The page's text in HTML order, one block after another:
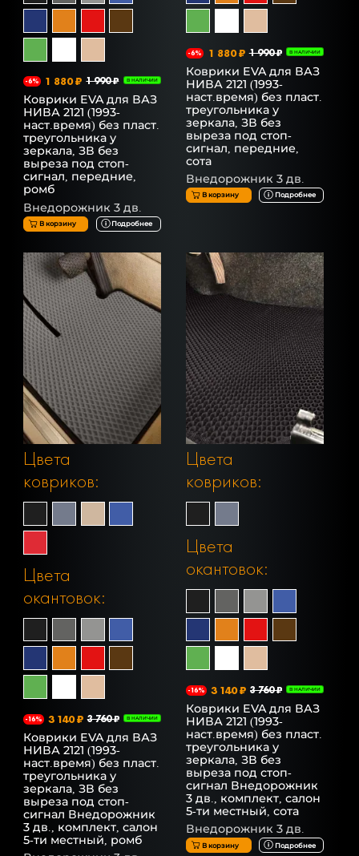
-6% 1 880 ₽ 1 990 ₽ В НАЛИЧИИ
Коврики EVA для ВАЗ
НИВА 2121 (1993-
наст.время) без пласт.
треугольника у
зеркала, ЗВ без
выреза под стоп-
сигнал, передние,
ромб
Внедорожник 3 дв.
В корзину Подробнее
-6% 1 880 ₽ 1 990 ₽ В НАЛИЧИИ
Коврики EVA для ВАЗ
НИВА 2121 (1993-
наст.время) без пласт.
треугольника у
зеркала, ЗВ без
выреза под стоп-
сигнал, передние,
сота
Внедорожник 3 дв.
В корзину Подробнее
Цвета
ковриков:
Цвета
окантовок:
-16% 3 140 ₽ 3 760 ₽ В НАЛИЧИИ
Коврики EVA для ВАЗ
НИВА 2121 (1993-
наст.время) без пласт.
треугольника у
зеркала, ЗВ без
выреза под стоп-
сигнал Внедорожник
3 дв., комплект, салон
5-ти местный, ромб
Цвета
ковриков:
Цвета
окантовок:
-16% 3 140 ₽ 3 760 ₽ В НАЛИЧИИ
Коврики EVA для ВАЗ
НИВА 2121 (1993-
наст.время) без пласт.
треугольника у
зеркала, ЗВ без
выреза под стоп-
сигнал Внедорожник
3 дв., комплект, салон
5-ти местный, сота
Внедорожник 3 дв.
В корзину Подробнее